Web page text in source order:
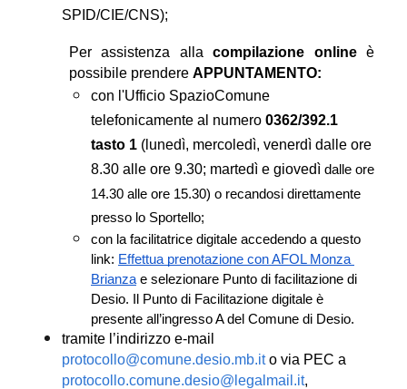
SPID/CIE/CNS);
Per assistenza alla compilazione online è
possibile prendere APPUNTAMENTO:
con l'Ufficio SpazioComune
telefonicamente al numero 0362/392.1
tasto 1 (lunedì, mercoledì, venerdì dalle ore
8.30 alle ore 9.30; martedì e giovedì dalle ore
14.30 alle ore 15.30) o recandosi direttamente
presso lo Sportello;
con la facilitatrice digitale accedendo a questo
link: Effettua prenotazione con AFOL Monza
Brianza e selezionare Punto di facilitazione di
Desio. Il Punto di Facilitazione digitale è
presente all’ingresso A del Comune di Desio.
protocollo@comune.desio.mb.it
protocollo.comune.desio@legalmail.it,